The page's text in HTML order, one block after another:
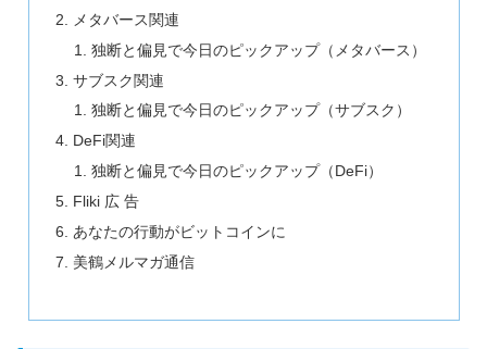
メタバース関連
独断と偏見で今日のピックアップ（メタバース）
サブスク関連
独断と偏見で今日のピックアップ（サブスク）
DeFi関連
独断と偏見で今日のピックアップ（DeFi）
Fliki 広 告
あなたの行動がビットコインに
美鶴メルマガ通信